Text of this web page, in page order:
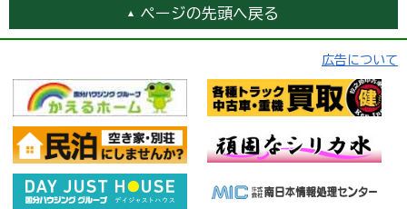
ページの先頭へ戻る
広告について